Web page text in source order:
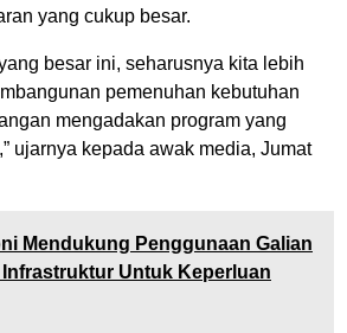
yang cukup besar.
besar ini, seharusnya kita lebih
pemenuhan kebutuhan
mengadakan program yang
ujarnya kepada awak media, Jumat
Mendukung Penggunaan Galian
Untuk Keperluan